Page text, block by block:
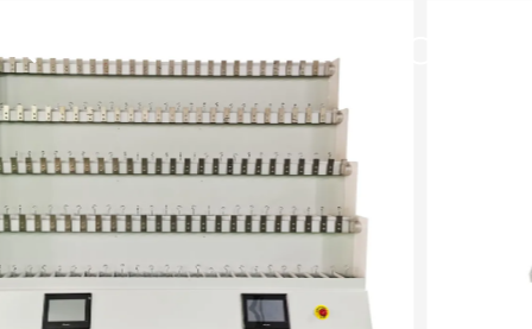
CASA
PRODOTTI
VIDEO
Co.,
Ltd.
Rights
Reserved.